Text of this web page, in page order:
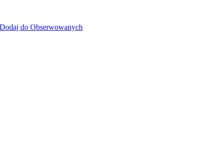
Dodaj do Obserwowanych